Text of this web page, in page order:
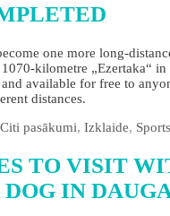
one more long-
kilometre „Ezertaka“ in
available for free to
distances.
Citi pasākumi, Izklaide, Sports
TO VISIT
DOG IN